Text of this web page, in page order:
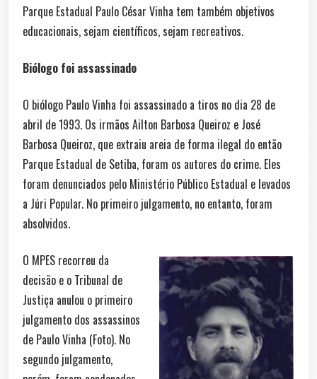
Parque Estadual Paulo César Vinha tem também objetivos
educacionais, sejam científicos, sejam recreativos.
Biólogo foi assassinado
O biólogo Paulo Vinha foi assassinado a tiros no dia 28 de
abril de 1993. Os irmãos Ailton Barbosa Queiroz e José
Barbosa Queiroz, que extraiu areia de forma ilegal do então
Parque Estadual de Setiba, foram os autores do crime. Eles
foram denunciados pelo Ministério Público Estadual e levados
a Júri Popular. No primeiro julgamento, no entanto, foram
absolvidos.
O MPES recorreu da
decisão e o Tribunal de
Justiça anulou o primeiro
julgamento dos assassinos
de Paulo Vinha (Foto). No
segundo julgamento,